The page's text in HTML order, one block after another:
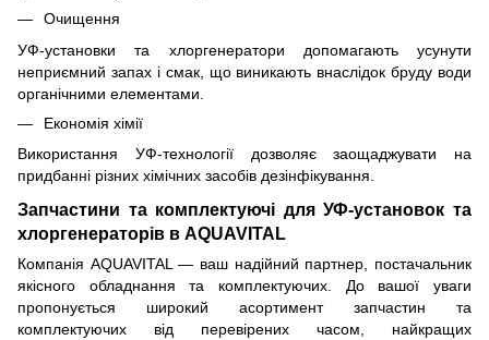
Очищення
УФ-установки та хлоргенератори допомагають усунути
неприємний запах і смак, що виникають внаслідок бруду води
органічними елементами.
Економія хімії
Використання УФ-технології дозволяє заощаджувати на
придбанні різних хімічних засобів дезінфікування.
Запчастини та комплектуючі для УФ-установок та
хлоргенераторів в AQUAVITAL
Компанія AQUAVITAL — ваш надійний партнер, постачальник
якісного обладнання та комплектуючих. До вашої уваги
пропонується широкий асортимент запчастин та
комплектуючих від перевірених часом, найкращих